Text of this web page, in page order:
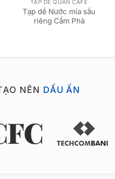
TẠP DỀ QUÁN CAFE
Tạp dề Nước mía sầu
riêng Cẩm Phả
NÊN DẤU ẤN